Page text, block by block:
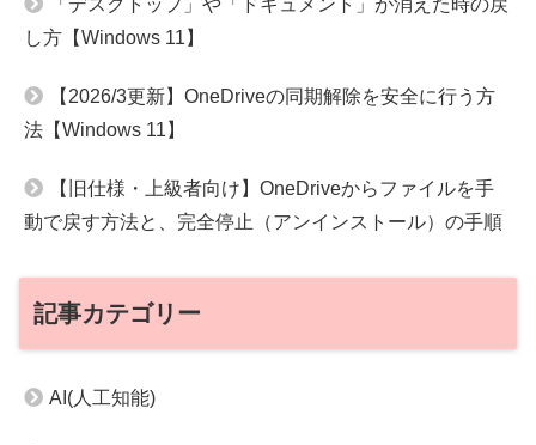
し方【Windows 11】
【2026/3更新】OneDriveの同期解除を安全に行う方
法【Windows 11】
【旧仕様・上級者向け】OneDriveからファイルを手
動で戻す方法と、完全停止（アンインストール）の手順
記事カテゴリー
AI(人工知能)